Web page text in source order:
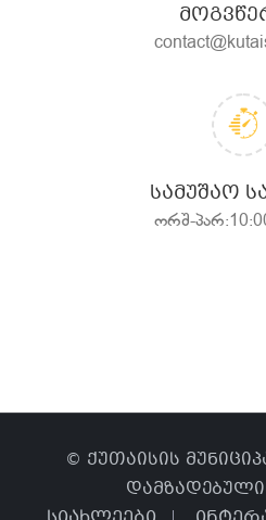
ᲡᲐᲛᲣᲨᲐᲝ
ორშ-
© ქუთაისის